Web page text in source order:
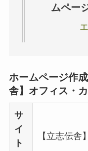
ムペー
ホームページ作成
舎】オフィス・
サ
イ
ト
【立志伝舎